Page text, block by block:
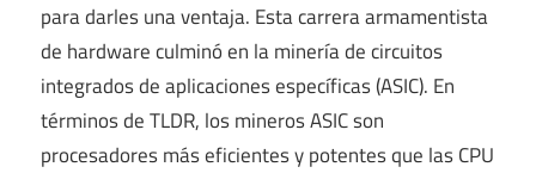
para darles una ventaja. Esta carrera armamentista
de hardware culminó en la minería de circuitos
integrados de aplicaciones específicas (ASIC). En
términos de TLDR, los mineros ASIC son
procesadores más eficientes y potentes que las CPU